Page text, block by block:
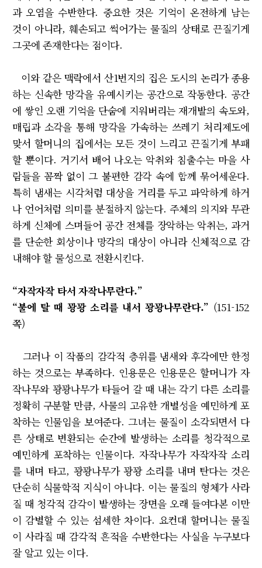
과 오염을 수반한다. 중요한 것은 기억이 온전하게 남는
것이 아니라, 훼손되고 썩어가는 물질의 상태로 끈질기게
그곳에 존재한다는 점이다.
이와 같은 맥락에서 산1번지의 집은 도시의 논리가 종용
하는 신속한 망각을 유예시키는 공간으로 작동한다. 공간
에 쌓인 오랜 기억을 단숨에 지워버리는 재개발의 속도와,
매립과 소각을 통해 망각을 가속하는 쓰레기 처리제도에
맞서 할머니의 집에서는 모든 것이 느리고 끈질기게 부패
할 뿐이다. 거기서 배어 나오는 악취와 침출수는 마을 사
람들을 꼼짝 없이 그 불편한 감각 속에 함께 묶어세운다.
특히 냄새는 시각처럼 대상을 거리를 두고 파악하게 하거
나 언어처럼 의미를 분절하지 않는다. 주체의 의지와 무관
하게 신체에 스며들어 공간 전체를 장악하는 악취는, 과거
를 단순한 회상이나 망각의 대상이 아니라 신체적으로 감
내해야 할 물성으로 전환시킨다.
“자작자작 타서 자작나무란다.”
“불에 탈 때 꽝꽝 소리를 내서 꽝꽝나무란다.” (151-152
쪽)
그러나 이 작품의 감각적 층위를 냄새와 후각에만 한정
하는 것으로는 부족하다. 인용문은 인용문은 할머니가 자
작나무와 꽝꽝나무가 타들어 갈 때 내는 각기 다른 소리를
정확히 구분할 만큼, 사물의 고유한 개별성을 예민하게 포
착하는 인물임을 보여준다. 그녀는 물질이 소각되면서 다
른 상태로 변환되는 순간에 발생하는 소리를 청각적으로
예민하게 포착하는 인물이다. 자작나무가 자작자작 소리
를 내며 타고, 꽝꽝나무가 꽝꽝 소리를 내며 탄다는 것은
단순히 식물학적 지식이 아니다. 이는 물질의 형체가 사라
질 때 청각적 감각이 발생하는 장면을 오래 들여다본 이만
이 감별할 수 있는 섬세한 차이다. 요컨대 할머니는 물질
이 사라질 때 감각적 흔적을 수반한다는 사실을 누구보다
잘 알고 있는 이다.